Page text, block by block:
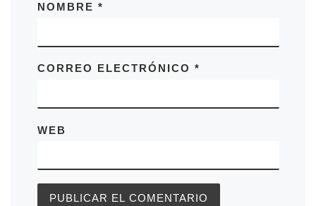
NOMBRE *
CORREO ELECTRÓNICO *
WEB